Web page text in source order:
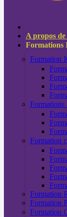
A propos de
Formations
Formation
Formations
Formation
Formation
Formation
Formation